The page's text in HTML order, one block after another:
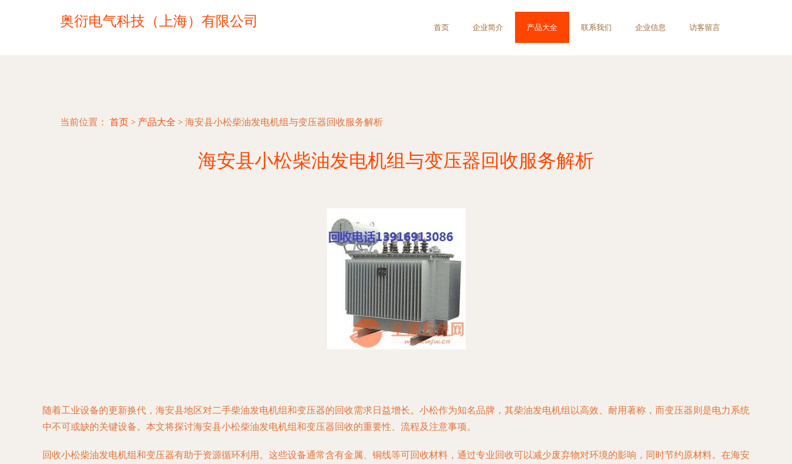
奥衍电气科技（上海）有限公司 首页 企业简介 产品大全 联系我们 企业信息 访客留言
当前位置： 首页 > 产品大全 > 海安县小松柴油发电机组与变压器回收服务解析
海安县小松柴油发电机组与变压器回收服务解析
随着工业设备的更新换代，海安县地区对二手柴油发电机组和变压器的回收需求日益增长。小松作为知名品牌，其柴油发电机组以高效、耐用著称，而变压器则是电力系统
中不可或缺的关键设备。本文将探讨海安县小松柴油发电机组和变压器回收的重要性、流程及注意事项。
回收小松柴油发电机组和变压器有助于资源循环利用。这些设备通常含有金属、铜线等可回收材料，通过专业回收可以减少废弃物对环境的影响，同时节约原材料。在海安